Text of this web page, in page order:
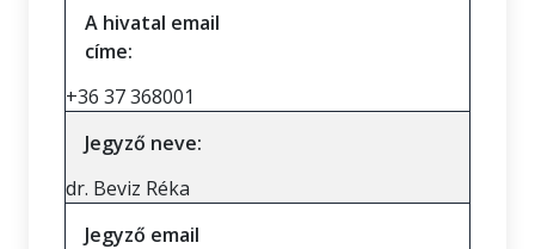
A hivatal email
címe:
+36 37 368001
Jegyző neve:
dr. Beviz Réka
Jegyző email